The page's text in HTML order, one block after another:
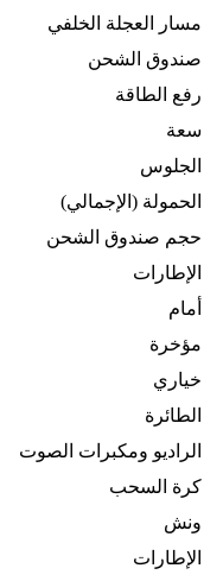
مسار العجلة الخلفي
صندوق الشحن
رفع الطاقة
سعة
الجلوس
الحمولة (الإجمالي)
حجم صندوق الشحن
الإطارات
أمام
مؤخرة
خياري
الطائرة
الراديو ومكبرات الصوت
كرة السحب
ونش
الإطارات